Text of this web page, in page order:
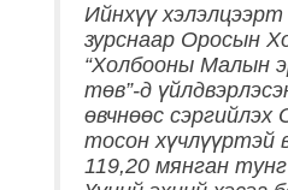
Ийнхүү хэлэлцээрт
зурснаар Оросын
“Холбооны Малын
төв”-д
өвчнөөс
тосон хүчлүүртэй
119,20 мянган